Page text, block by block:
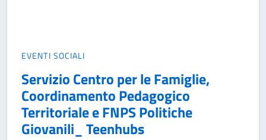
EVENTI SOCIALI
Servizio Centro per le Famiglie,
Coordinamento Pedagogico
Territoriale e FNPS Politiche
Giovanili_ Teenhubs